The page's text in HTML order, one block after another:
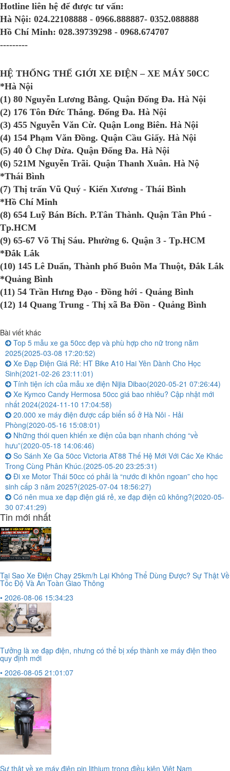
Hotline liên hệ để được tư vấn:
Hà Nội: 024.22108888 - 0966.888887- 0352.088888
Hồ Chí Minh: 028.39739298 - 0968.674707
---------
HỆ THỐNG THẾ GIỚI XE ĐIỆN – XE MÁY 50CC
*Hà Nội
(1) 80 Nguyễn Lương Bằng. Quận Đống Đa. Hà Nội
(2) 176 Tôn Đức Thắng. Đống Đa. Hà Nội
(3) 455 Nguyễn Văn Cừ. Quận Long Biên. Hà Nội
(4) 154 Phạm Văn Đồng. Quận Cầu Giấy. Hà Nội
(5) 40 Ô Chợ Dừa. Quận Đống Đa. Hà Nội
(6) 521M Nguyễn Trãi. Quận Thanh Xuân. Hà Nộ
*Thái Bình
(7) Thị trấn Vũ Quý - Kiến Xương - Thái Bình
*Hồ Chí Minh
(8) 654 Luỹ Bán Bích. P.Tân Thành. Quận Tân Phú -
Tp.HCM
(9) 65-67 Võ Thị Sáu. Phường 6. Quận 3 - Tp.HCM
*Đắk Lắk
(10) 145 Lê Duẩn, Thành phố Buôn Ma Thuột, Đắk Lắk
*Quảng Bình
(11) 54 Trần Hưng Đạo - Đồng hới - Quảng Bình
(12) 14 Quang Trung - Thị xã Ba Đồn - Quảng Bình
Bài viết khác
Top 5 mẫu xe ga 50cc đẹp và phù hợp cho nữ trong năm
2025(2025-03-08 17:20:52)
Xe Đạp Điện Giá Rẻ: HT Bike A10 Hai Yên Dành Cho Học
Sinh(2021-02-26 23:11:01)
Tính tiện ích của mẫu xe điện Nijia Dibao(2020-05-21 07:26:44)
Xe Kymco Candy Hermosa 50cc giá bao nhiêu? Cập nhật mới
nhất 2024(2024-11-10 17:04:58)
20.000 xe máy điện được cấp biển số ở Hà Nôi - Hải
Phòng(2020-05-16 15:08:01)
Những thói quen khiến xe điện của bạn nhanh chóng “về
hưu”(2020-05-18 14:06:46)
So Sánh Xe Ga 50cc Victoria AT88 Thế Hệ Mới Với Các Xe Khác
Trong Cùng Phân Khúc.(2025-05-20 23:25:31)
Đi xe Motor Thái 50cc có phải là “nước đi khôn ngoan” cho học
sinh cấp 3 năm 2025?(2025-07-04 18:56:27)
Có nên mua xe đạp điện giá rẻ, xe đạp điện cũ không?(2020-05-
30 07:41:29)
Tin mới nhất
Tại Sao Xe Điện Chạy 25km/h Lại Không Thể Dùng Được? Sự Thật Về
Tốc Độ Và An Toàn Giao Thông
• 2026-08-06 15:34:23
Tưởng là xe đạp điện, nhưng có thể bị xếp thành xe máy điện theo
quy định mới
• 2026-08-05 21:01:07
Sự thật về xe máy điện pin lithium trong điều kiện Việt Nam